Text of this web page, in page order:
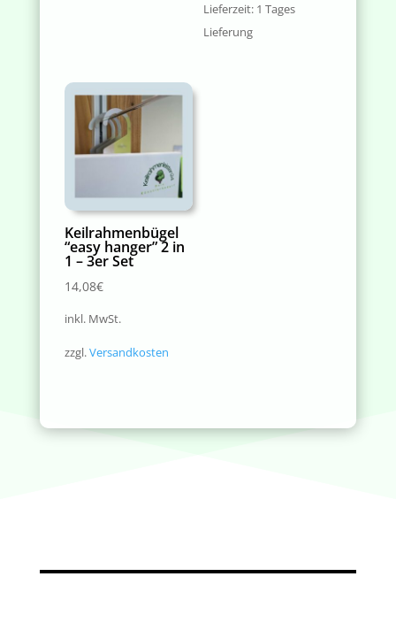
Lieferzeit: 1 Tages
Lieferung
Keilrahmenbügel
“easy hanger” 2 in
1 – 3er Set
14,08€
inkl. MwSt.
zzgl.Versandkosten